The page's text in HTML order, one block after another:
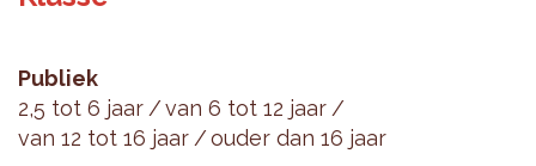
Publiek
2,5 tot 6 jaar
van 6 tot 12 jaar
van 12 tot 16 jaar
ouder dan 16 jaar